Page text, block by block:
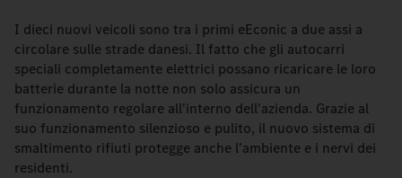
I dieci nuovi veicoli sono tra i primi eEconic a due assi a
circolare sulle strade danesi. Il fatto che gli autocarri
speciali completamente elettrici possano ricaricare le loro
batterie durante la notte non solo assicura un
funzionamento regolare all'interno dell'azienda. Grazie al
suo funzionamento silenzioso e pulito, il nuovo sistema di
smaltimento rifiuti protegge anche l'ambiente e i nervi dei
residenti.